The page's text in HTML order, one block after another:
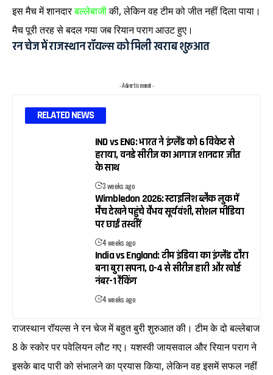
इस मैच में शानदारबल्लेबाजीकी, लेकिन वह टीम को जीत नहीं दिला पाया।
मैच पूरी तरह से बदल गया जब रियान पराग आउट हुए।
रन चेज में राजस्थान रॉयल्स को मिली खराब शुरुआत
- Advertisement -
RELATED NEWS
IND vs ENG: भारत ने इंग्लैंड को 6 विकेट से
हराया, वनडे सीरीज का आगाज शानदार जीत
के साथ
3 weeks ago
Wimbledon 2026: स्टाइलिश ब्लैक लुक में
मैच देखने पहुंचे वैभव सूर्यवंशी, सोशल मीडिया
पर छाईं तस्वीरें
4 weeks ago
India vs England: टीम इंडिया का इंग्लैंड दौरा
बना बुरा सपना, 0-4 से सीरीज हारी और खोई
नंबर-1 रैंकिंग
4 weeks ago
राजस्थान रॉयल्स ने रन चेज में बहुत बुरी शुरुआत की। टीम के दो बल्लेबाज
8 के स्कोर पर पवेलियन लौट गए। यशस्वी जायसवाल और रियान पराग ने
इसके बाद पारी को संभालने का प्रयास किया, लेकिन वह इसमें सफल नहीं